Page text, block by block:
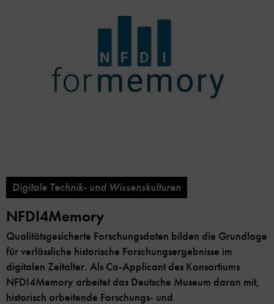
Digitale Technik- und Wissenskulturen
NFDI4Memory
Qualitätsgesicherte Forschungsdaten bilden die Grundlage
für verlässliche historische Forschungsergebnisse im
digitalen Zeitalter. Als Co-Applicant des Konsortiums
NFDI4Memory arbeitet das Deutsche Museum daran mit,
historisch arbeitende Forschungs- und